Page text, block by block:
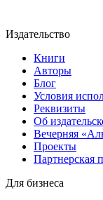
Издательство
Книги
Авторы
Блог
Условия
Реквизиты
Об
Вечерняя
Проекты
Партнерская
Для бизнеса